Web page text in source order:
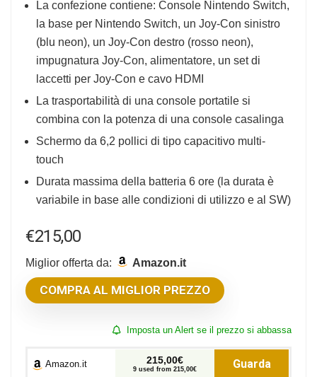
La confezione contiene: Console Nintendo Switch,
la base per Nintendo Switch, un Joy-Con sinistro
(blu neon), un Joy-Con destro (rosso neon),
impugnatura Joy-Con, alimentatore, un set di
laccetti per Joy-Con e cavo HDMI
La trasportabilità di una console portatile si
combina con la potenza di una console casalinga
Schermo da 6,2 pollici di tipo capacitivo multi-
touch
Durata massima della batteria 6 ore (la durata è
variabile in base alle condizioni di utilizzo e al SW)
€215,00
Miglior offerta da: Amazon.it
COMPRA AL MIGLIOR PREZZO
Imposta un Alert se il prezzo si abbassa
Amazon.it 215,00€
9 used from 215,00€ Guarda